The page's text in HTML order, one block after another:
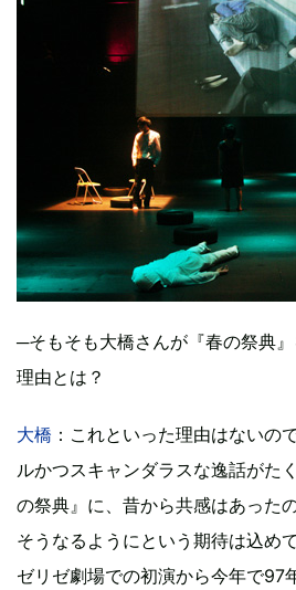
─そもそも大橋さんが『春の祭典
理由とは？
大橋 ：これといった理由はないの
ルかつスキャンダラスな逸話がた
の祭典』に、昔から共感はあった
そうなるようにという期待は込め
ゼリゼ劇場での初演から今年で97